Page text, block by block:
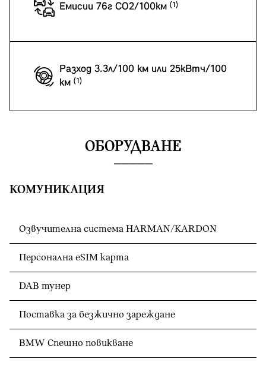
Емисии 76г CO2/100км
Разход 3.3л/100 км или 25кВтч/100
км
ОБОРУДВАНЕ
КОМУНИКАЦИЯ
Озвучителна система HARMAN/KARDON
Персонална eSIM карта
DAB тунер
Поставка за безжично зареждане
BMW Спешно повикване